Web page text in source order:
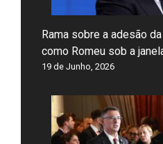
Rama sobre a adesão
como Romeu sob a
19 de Junho, 2026